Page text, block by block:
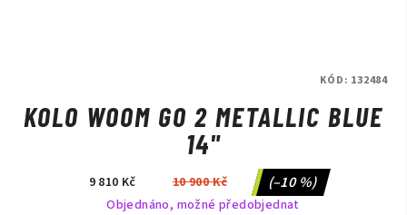
KOLO WOOM GO 2 METALLIC BLUE
14"
9 810 Kč 10 900 Kč (–10 %)
Objednáno, možné předobjednat
KÓD: 132484